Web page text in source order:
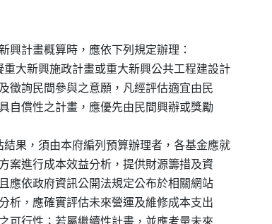
興計畫概算時，應依下列規定辦理：
重大新興施政計畫或重大新興公共工程建設計
量及徵詢民間參與之意願，凡經評估適宜由民
或具自償性之計畫，應優先由民間興辦或獎勵
結果，須由本府編列預算辦理者，各基金應就
代方案進行成本效益分析，提供財源籌措及資
，且應依政府資訊公開法規定公布於相關網站
益分析，應確實評估未來營運及維修成本支出
措之可行性；若屬繼續性計畫，並應考量未來